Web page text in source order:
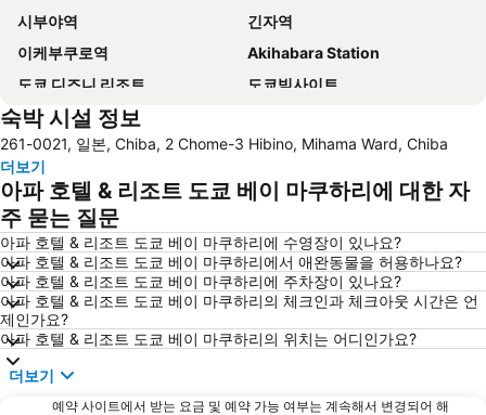
시부야역
긴자역
이케부쿠로역
Akihabara Station
도쿄 디즈니 리조트
도쿄빅사이트
신바시역
나리타공항
Makuhari Messe
Shibuya
Tokyo Disneyland
도쿄 국제공항
록본기역
아카사카역
Chiba Station
가와사키 스테이션 인
하라주쿠역
도쿄 스카이트리
Nippori Station
Nihonbashi Station-Tokyo
에비스역
Shinyokohama Station
Kinshicho Station
숙박 시설 정보
261-0021, 일본, Chiba, 2 Chome-3 Hibino, Mihama Ward, Chiba
더보기
아파 호텔 & 리조트 도쿄 베이 마쿠하리에 대한 자
주 묻는 질문
아파 호텔 & 리조트 도쿄 베이 마쿠하리에 수영장이 있나요?
아파 호텔 & 리조트 도쿄 베이 마쿠하리에서 애완동물을 허용하나요?
아파 호텔 & 리조트 도쿄 베이 마쿠하리에 주차장이 있나요?
아파 호텔 & 리조트 도쿄 베이 마쿠하리의 체크인과 체크아웃 시간은 언
제인가요?
아파 호텔 & 리조트 도쿄 베이 마쿠하리의 위치는 어디인가요?
더보기
예약 사이트에서 받는 요금 및 예약 가능 여부는 계속해서 변경되어 해